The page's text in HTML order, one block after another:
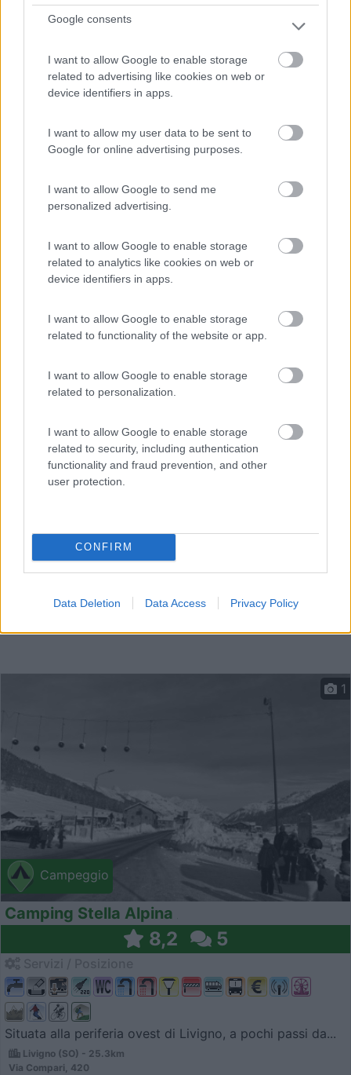
Google consents
I want to allow Google to enable storage
related to advertising like cookies on web or
device identifiers in apps.
I want to allow my user data to be sent to
Google for online advertising purposes.
I want to allow Google to send me
personalized advertising.
I want to allow Google to enable storage
related to analytics like cookies on web or
device identifiers in apps.
I want to allow Google to enable storage
related to functionality of the website or app.
I want to allow Google to enable storage
related to personalization.
I want to allow Google to enable storage
related to security, including authentication
functionality and fraud prevention, and other
user protection.
CONFIRM
Data Deletion Data Access Privacy Policy
Via Palipert, 535
Camping Acquafresca
Servizi / Posizione
A circa 4 km da Livigno, campeggio a conduzione
Livigno (SO) - 25.3km
Via Palipert 398
Campeggio
1
Camping Stella Alpina
8,2 5
Situata alla periferia ovest di Livigno, a pochi passi da...
Livigno (SO) - 25.3km
Via Compari, 420